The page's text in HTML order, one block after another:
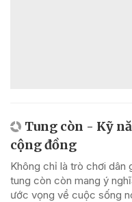
Tung còn - Kỹ
cộng đồng
Không chỉ là trò chơi dân
tung còn còn mang ý
ước vọng về cuộc sống